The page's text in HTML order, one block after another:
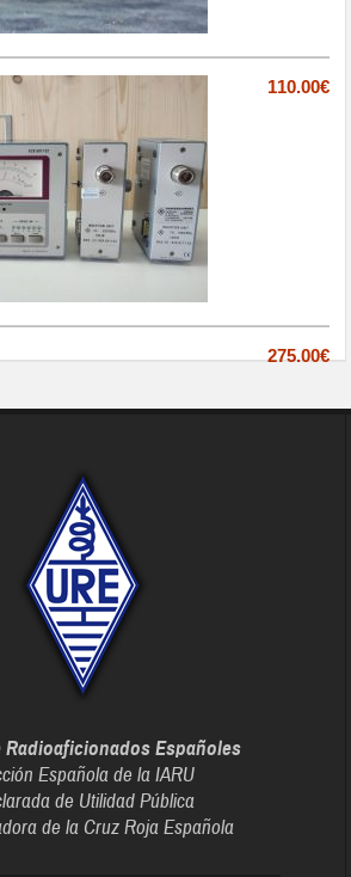
110.00€
275.00€
Radioaficionados Españoles
Española de la IARU
de Utilidad Pública
de la Cruz Roja Española